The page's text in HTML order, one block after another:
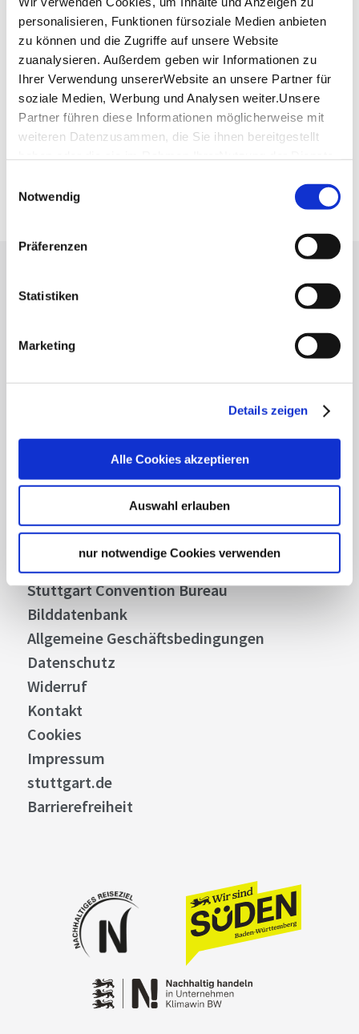
personalisieren, Funktionen fürsoziale Medien anbieten
zu können und die Zugriffe auf unsere Website
zuanalysieren. Außerdem geben wir Informationen zu
Ihrer Verwendung unsererWebsite an unsere Partner für
soziale Medien, Werbung und Analysen weiter.Unsere
Partner führen diese Informationen möglicherweise mit
weiteren Datenzusammen, die Sie ihnen bereitgestellt
Impressum
Notwendig
Präferenzen
Statistiken
Marketing
Details zeigen
Alle Cookies akzeptieren
Auswahl erlauben
nur notwendige Cookies verwenden
71065 Sindelfingen
Planen Sie Ihre Anreise
Verkehrs- und Tarifverbund Stuttgart GmbH
Fahrplanauskunft des VVS
Deutsche Bahn AG
Mit unserem Newsletter bleiben Sie zu Events,
Stuttgart und Region immer up-to-date.
Über uns
Business
Stuttgart Convention Bureau
Bilddatenbank
Allgemeine Geschäftsbedingungen
Datenschutz
Widerruf
Kontakt
Cookies
Impressum
stuttgart.de
Barrierefreiheit